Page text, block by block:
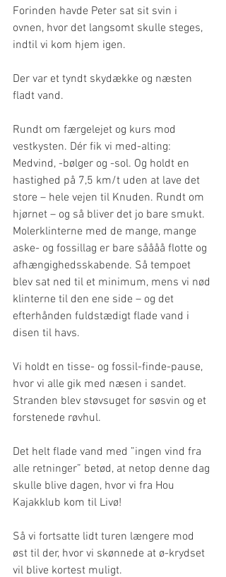
Forinden havde Peter sat sit svin i
ovnen, hvor det langsomt skulle steges,
indtil vi kom hjem igen.
Der var et tyndt skydække og næsten
fladt vand.
Rundt om færgelejet og kurs mod
vestkysten. Dér fik vi med-alting:
Medvind, -bølger og -sol. Og holdt en
hastighed på 7,5 km/t uden at lave det
store – hele vejen til Knuden. Rundt om
hjørnet – og så bliver det jo bare smukt.
Molerklinterne med de mange, mange
aske- og fossillag er bare såååå flotte og
afhængighedsskabende. Så tempoet
blev sat ned til et minimum, mens vi nød
klinterne til den ene side – og det
efterhånden fuldstædigt flade vand i
disen til havs.
Vi holdt en tisse- og fossil-finde-pause,
hvor vi alle gik med næsen i sandet.
Stranden blev støvsuget for søsvin og et
forstenede røvhul.
Det helt flade vand med ”ingen vind fra
alle retninger” betød, at netop denne dag
skulle blive dagen, hvor vi fra Hou
Kajakklub kom til Livø!
Så vi fortsatte lidt turen længere mod
øst til der, hvor vi skønnede at ø-krydset
vil blive kortest muligt.